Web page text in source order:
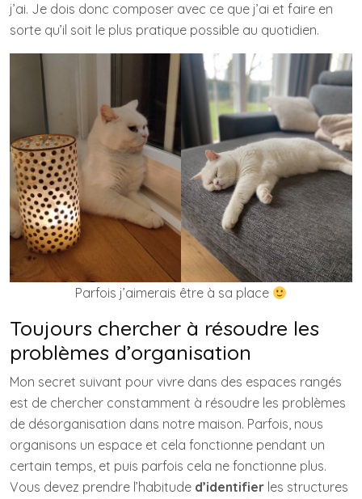
j’ai. Je dois donc composer avec ce que j’ai et faire en
sorte qu’il soit le plus pratique possible au quotidien.
Parfois j’aimerais être à sa place
Toujours chercher à résoudre les
problèmes d’organisation
Mon secret suivant pour vivre dans des espaces rangés
est de chercher constamment à résoudre les problèmes
de désorganisation dans notre maison. Parfois, nous
organisons un espace et cela fonctionne pendant un
certain temps, et puis parfois cela ne fonctionne plus.
Vous devez prendre l’habitude d’identifier les structures